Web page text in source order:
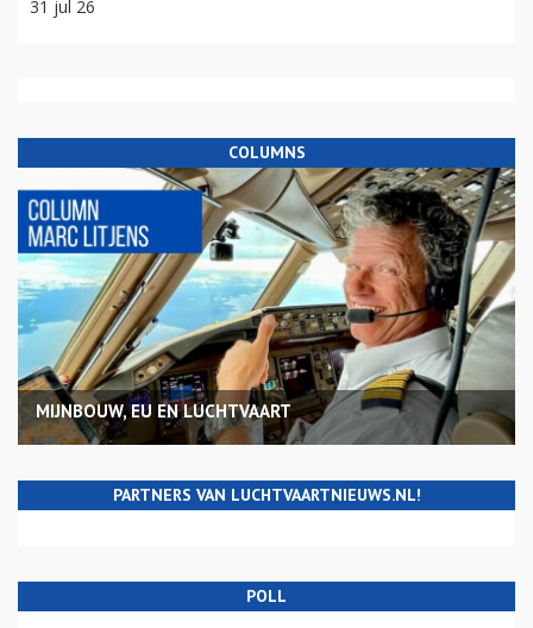
31 jul 26
COLUMNS
MIJNBOUW, EU EN LUCHTVAART
PARTNERS VAN LUCHTVAARTNIEUWS.NL!
POLL